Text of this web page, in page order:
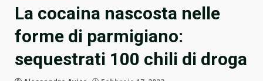
La cocaina nascosta nelle
forme di parmigiano:
sequestrati 100 chili di droga